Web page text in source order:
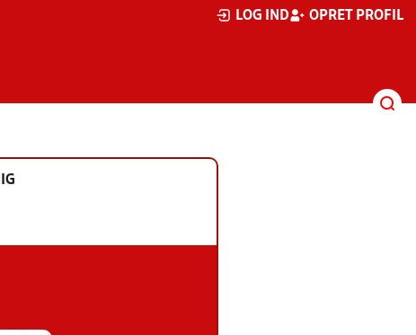
LOG IND OPRET PROFIL